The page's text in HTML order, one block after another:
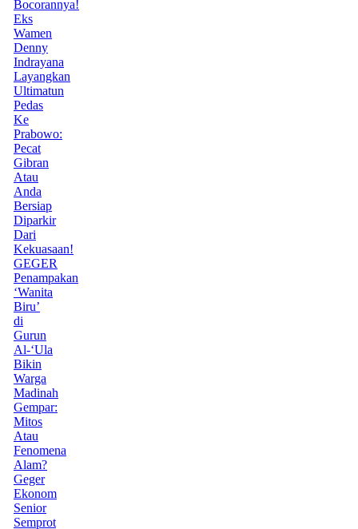
Bocorannya!
Eks
Wamen
Denny
Indrayana
Layangkan
Ultimatun
Pedas
Ke
Prabowo:
Pecat
Gibran
Atau
Anda
Bersiap
Diparkir
Dari
Kekuasaan!
GEGER
Penampakan
‘Wanita
Biru’
di
Gurun
Al-‘Ula
Bikin
Warga
Madinah
Gempar:
Mitos
Atau
Fenomena
Alam?
Geger
Ekonom
Senior
Semprot